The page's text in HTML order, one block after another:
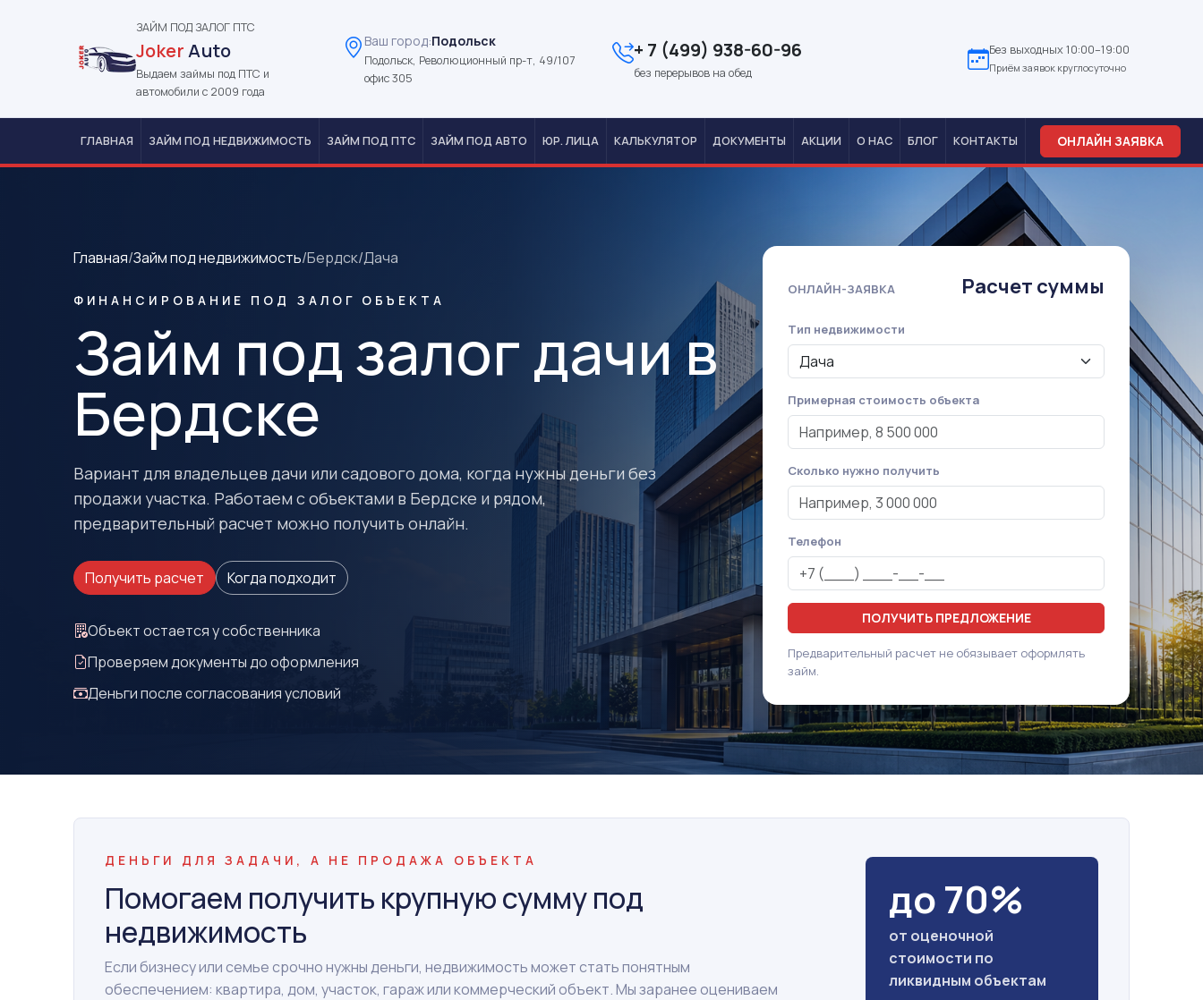
ЗАЙМ ПОД ЗАЛОГ ПТС
JokerAuto
Выдаем займы под ПТС и
автомобили с 2009 года
Ваш город:Подольск
Подольск, Революционный пр-т, 49/107
офис 305
+ 7 (499) 938-60-96
без перерывов на обед
Без выходных 10:00–19:00
Приём заявок круглосуточно
ГЛАВНАЯ ЗАЙМ ПОД НЕДВИЖИМОСТЬ ЗАЙМ ПОД ПТС ЗАЙМ ПОД АВТО ЮР. ЛИЦА КАЛЬКУЛЯТОР ДОКУМЕНТЫ АКЦИИ О НАС БЛОГ КОНТАКТЫ ОНЛАЙН ЗАЯВКА
Главная/Займ под недвижимость/Бердск/Дача
ФИНАНСИРОВАНИЕ ПОД ЗАЛОГ ОБЪЕКТА
Займ под залог дачи в
Бердске
Вариант для владельцев дачи или садового дома, когда нужны деньги без
продажи участка. Работаем с объектами в Бердске и рядом,
предварительный расчет можно получить онлайн.
Получить расчет Когда подходит
Объект остается у собственника
Проверяем документы до оформления
Деньги после согласования условий
ОНЛАЙН-ЗАЯВКА Расчет суммы
Тип недвижимости
Примерная стоимость объекта
Сколько нужно получить
Телефон
ПОЛУЧИТЬ ПРЕДЛОЖЕНИЕ
Предварительный расчет не обязывает оформлять
займ.
ДЕНЬГИ ДЛЯ ЗАДАЧИ, А НЕ ПРОДАЖА ОБЪЕКТА
Помогаем получить крупную сумму под
недвижимость
Если бизнесу или семье срочно нужны деньги, недвижимость может стать понятным
обеспечением: квартира, дом, участок, гараж или коммерческий объект. Мы заранее оцениваем
до 70%
от оценочной
стоимости по
ликвидным объектам